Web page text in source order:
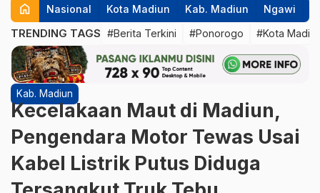
home Nasional Kota Madiun Kab. Madiun Ngawi
TRENDING TAGS #Berita Terkini #Ponorogo #Kota
Kab. Madiun
Kecelakaan Maut di Madiun,
Pengendara Motor Tewas Usai
Kabel Listrik Putus Diduga